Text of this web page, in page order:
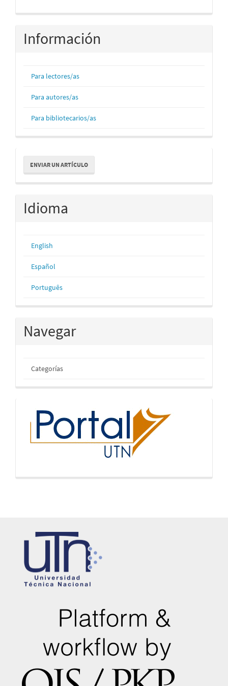
Información
Para lectores/as
Para autores/as
Para bibliotecarios/as
Enviar
un
artículo
ENVIAR UN ARTÍCULO
Idioma
English
Español
Português
Navegar
Categorías
inicio